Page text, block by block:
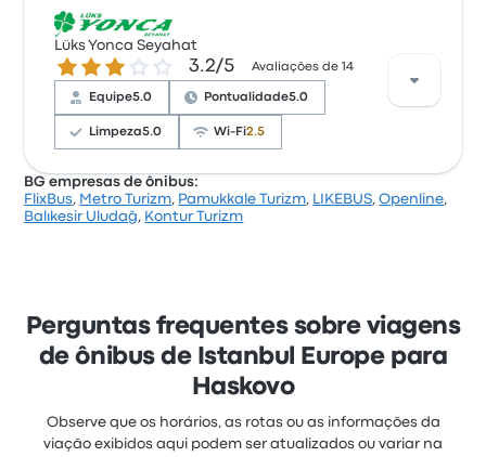
Com base em 497 avaliações, a empresa tem 3.9
estrelas no Busbud. Os viajantes ficaram satisfeitos
principalmente com a limpeza e o acesso às
passagens, mas reclamaram muito de as tomadas
elétricas. As passagens de Infobus nesta viagem
custam a partir de R$ 171
Lüks Yonca Seyahat
3.2 de 5 estrelas 3.2/5 Avaliações de 14
Equipe5.0 Pontualidade5.0
Limpeza5.0 Wi-Fi2.5
Com base em 14 avaliações, a empresa tem 3.2
R$ 159
BG empresas de ônibus:
FlixBus, Metro Turizm, Pamukkale Turizm, LIKEBUS,Openline,
Balıkesir Uludağ, Kontur Turizm
Perguntas frequentes sobre viagens
de ônibus de Istanbul Europe para
Haskovo
Observe que os horários, as rotas ou as informações da
viação exibidos aqui podem ser atualizados ou variar na